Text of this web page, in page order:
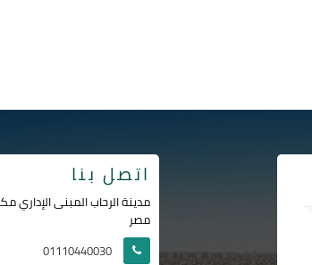
اتصل بنا
مصر
01110440030